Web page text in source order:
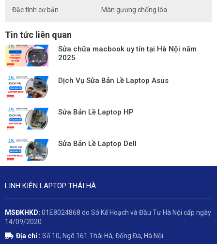
Đặc tính cơ bản Màn gương chống lóa
Tin tức liên quan
Sửa chữa macbook uy tín tại Hà Nội năm
2025
Dịch Vụ Sửa Bản Lề Laptop Asus
Sửa Bản Lề Laptop HP
Sửa Bản Lề Laptop Dell
LINH KIỆN LAPTOP THÁI HÀ
MSĐKHKD: 01E8024868 do Sở Kế Hoạch và Đầu Tư Hà Nội cấp ngày
14/09/2020
Địa chỉ : Số 10, Ngõ 161 Thái Hà, Đống Đa, Hà Nội